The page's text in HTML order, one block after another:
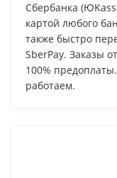
Сбербанка
картой любого
также быстро
SberPay. Заказы
100%
работаем.